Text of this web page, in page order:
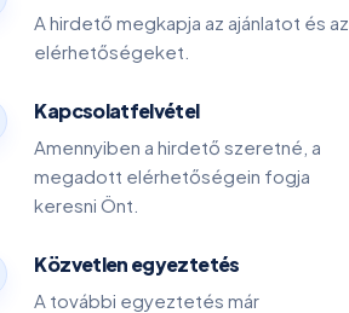
A hirdető megkapja az ajánlatot és az
elérhetőségeket.
Kapcsolatfelvétel
Amennyiben a hirdető szeretné, a
megadott elérhetőségein fogja
keresni Önt.
Közvetlen egyeztetés
A további egyeztetés már